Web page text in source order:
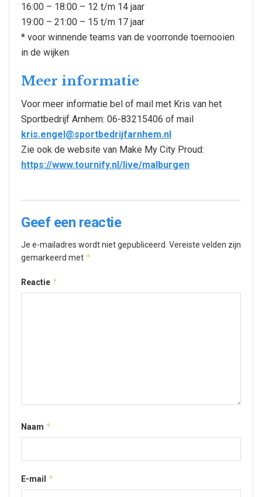
16:00 – 18:00 – 12 t/m 14 jaar
19:00 – 21:00 – 15 t/m 17 jaar
* voor winnende teams van de voorronde toernooien
in de wijken
Meer informatie
Voor meer informatie bel of mail met Kris van het
Sportbedrijf Arnhem: 06-83215406 of mail
kris.engel@sportbedrijfarnhem.nl
Zie ook de website van Make My City Proud:
https://www.tournify.nl/live/malburgen
Geef een reactie
Je e-mailadres wordt niet gepubliceerd. Vereiste velden zijn
gemarkeerd met *
Reactie *
Naam *
E-mail *